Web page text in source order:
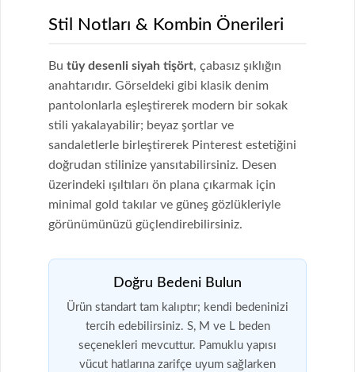
Stil Notları & Kombin Önerileri
Bu tüy desenli siyah tişört, çabasız şıklığın
anahtarıdır. Görseldeki gibi klasik denim
pantolonlarla eşleştirerek modern bir sokak
stili yakalayabilir; beyaz şortlar ve
sandaletlerle birleştirerek Pinterest estetiğini
doğrudan stilinize yansıtabilirsiniz. Desen
üzerindeki ışıltıları ön plana çıkarmak için
minimal gold takılar ve güneş gözlükleriyle
görünümünüzü güçlendirebilirsiniz.
Doğru Bedeni Bulun
Ürün standart tam kalıptır; kendi bedeninizi
tercih edebilirsiniz. S, M ve L beden
seçenekleri mevcuttur. Pamuklu yapısı
vücut hatlarına zarifçe uyum sağlarken